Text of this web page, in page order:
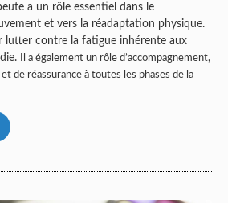
a un rôle essentiel dans le
et vers la réadaptation physique.
lutter contre la fatigue inhérente aux
Il a également un rôle d’accompagnement,
de réassurance à toutes les phases de la